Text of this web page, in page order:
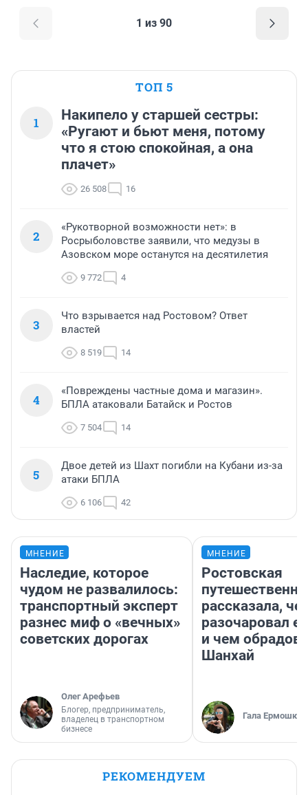
1 из 90
ТОП 5
1
Накипело у старшей сестры:
«Ругают и бьют меня, потому
что я стою спокойная, а она
плачет»
26 508 16
2
«Рукотворной возможности нет»: в
Росрыболовстве заявили, что медузы в
Азовском море останутся на десятилетия
9 772 4
3
Что взрывается над Ростовом? Ответ
властей
8 519 14
4
«Повреждены частные дома и магазин».
БПЛА атаковали Батайск и Ростов
7 504 14
5
Двое детей из Шахт погибли на Кубани из-за
атаки БПЛА
6 106 42
МНЕНИЕ
Наследие, которое
чудом не развалилось:
транспортный эксперт
разнес миф о «вечных»
советских дорогах
Олег Арефьев
Блогер, предприниматель,
владелец в транспортном
бизнесе
МНЕНИЕ
Ростовская
рассказала,
разочаровал
и чем
Шанхай
Гала
РЕКОМЕНДУЕМ